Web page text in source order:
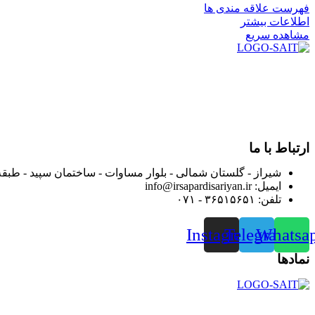
فهرست علاقه مندی ها
اطلاعات بیشتر
مشاهده سریع
ارتباط با ما
شیراز - گلستان شمالی - بلوار مساوات - ساختمان سپید -
ایمیل: info@irsapardisariyan.ir
تلفن: ۳۶۵۱۵۶۵۱ - ۰۷۱
Telegram
Instagram
نمادها